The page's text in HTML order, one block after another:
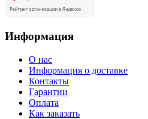
Информация
О нас
Информация о доставке
Контакты
Гарантии
Оплата
Как заказать